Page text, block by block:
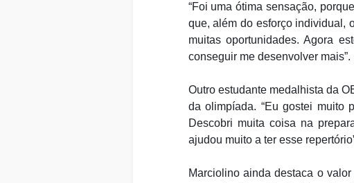
“Foi uma ótima sensação,
que, além do esforço individual,
muitas oportunidades. Agora
conseguir me desenvolver mais”.
Outro estudante medalhista da
da olimpíada. “Eu gostei muito
Descobri muita coisa na
ajudou muito a ter esse
Marciolino ainda destaca o